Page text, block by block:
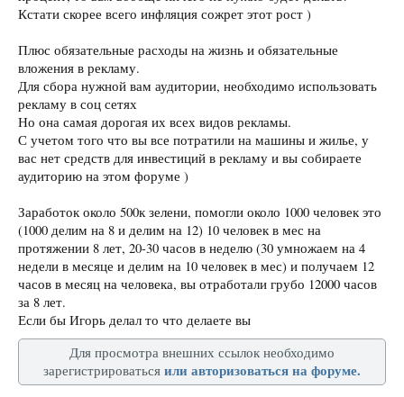
Кстати скорее всего инфляция сожрет этот рост )
Плюс обязательные расходы на жизнь и обязательные
вложения в рекламу.
Для сбора нужной вам аудитории, необходимо использовать
рекламу в соц сетях
Но она самая дорогая их всех видов рекламы.
С учетом того что вы все потратили на машины и жилье, у
вас нет средств для инвестиций в рекламу и вы собираете
аудиторию на этом форуме )
Заработок около 500к зелени, помогли около 1000 человек это
(1000 делим на 8 и делим на 12) 10 человек в мес на
протяжении 8 лет, 20-30 часов в неделю (30 умножаем на 4
недели в месяце и делим на 10 человек в мес) и получаем 12
часов в месяц на человека, вы отработали грубо 12000 часов
за 8 лет.
Если бы Игорь делал то что делаете вы
Для просмотра внешних ссылок необходимо
зарегистрироваться или авторизоваться на форуме.